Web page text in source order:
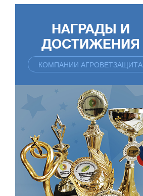
НАГРАДЫ И
ДОСТИЖЕНИЯ
КОМПАНИИ АГРОВЕТЗАЩИТА